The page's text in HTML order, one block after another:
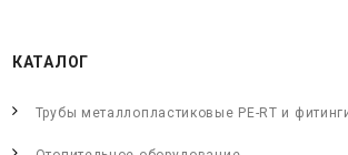
КАТАЛОГ
Трубы металлопластиковые PE-RT и